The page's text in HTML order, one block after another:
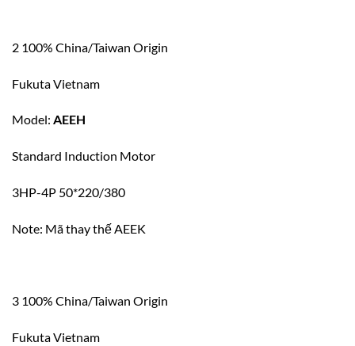
2 100% China/Taiwan Origin
Fukuta Vietnam
Model: AEEH
Standard Induction Motor
3HP-4P 50*220/380
Note: Mã thay thế AEEK
3 100% China/Taiwan Origin
Fukuta Vietnam